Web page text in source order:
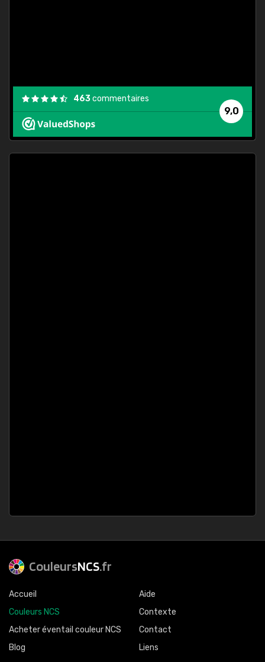
9,0
463commentaires
CouleursNCS.fr
Accueil
Couleurs NCS
Acheter éventail couleur NCS
Blog
Aide
Contexte
Contact
Liens